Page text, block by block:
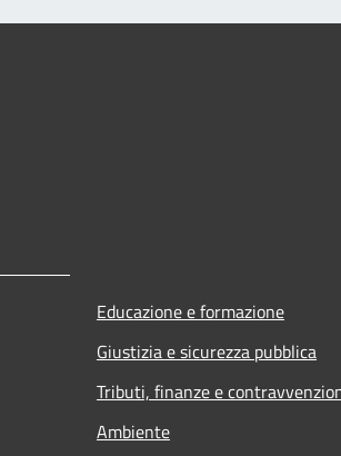
Educazione e formazione
Giustizia e sicurezza pubblica
Tributi, finanze e
Ambiente